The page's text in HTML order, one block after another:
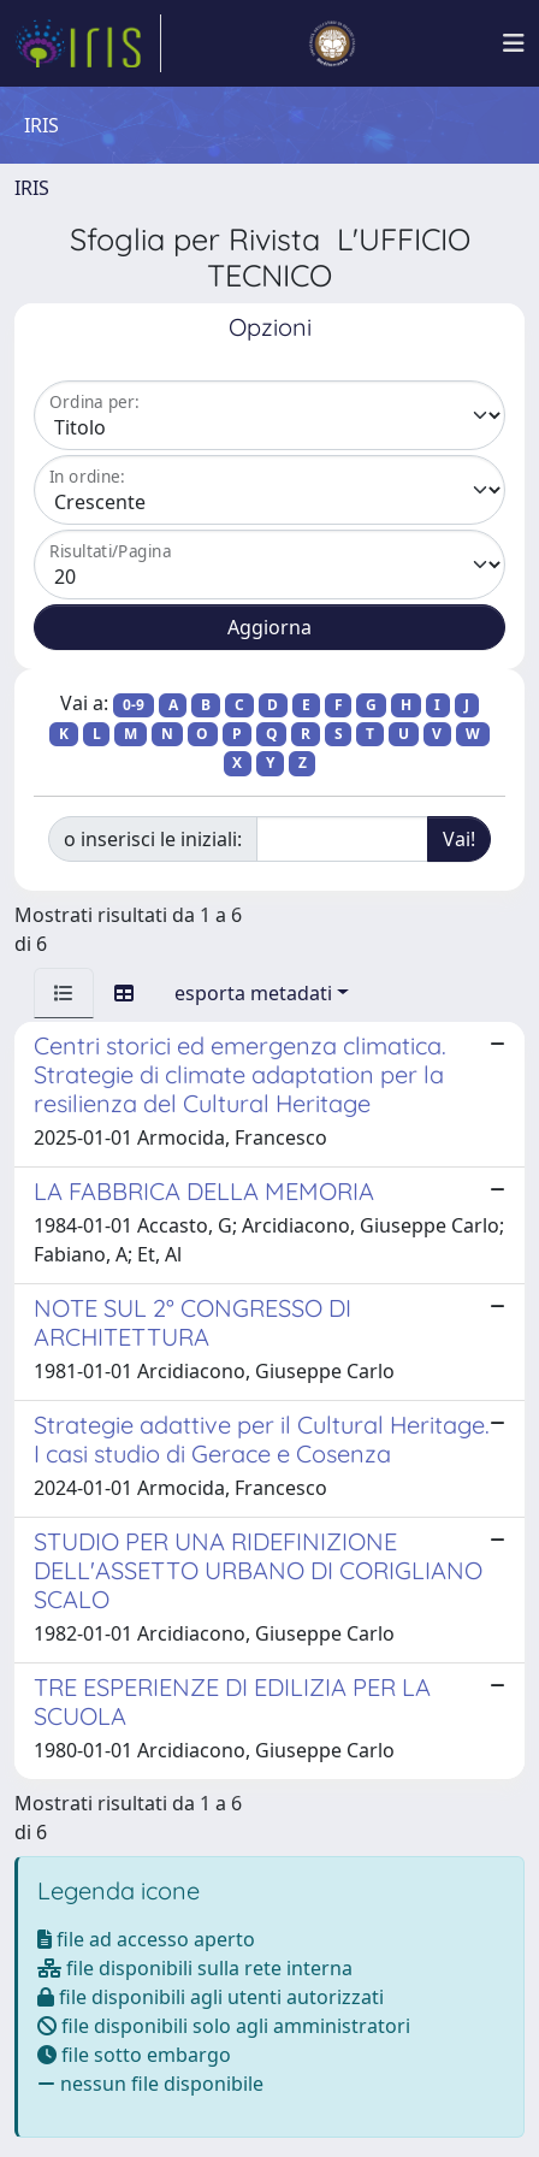
IRIS
IRIS
Sfoglia per Rivista L'UFFICIO
TECNICO
Opzioni
Ordina per:
In ordine:
Risultati/Pagina
Vai a: 0-9 A B C D E F G H I
J
K
L M N O P Q R S T U V
W
X
Y Z
o inserisci le iniziali:
Mostrati risultati da 1 a 6
di 6
esporta metadati
Centri storici ed emergenza climatica.
Strategie di climate adaptation per la
resilienza del Cultural Heritage
2025-01-01 Armocida, Francesco
LA FABBRICA DELLA MEMORIA
1984-01-01 Accasto, G; Arcidiacono, Giuseppe Carlo;
Fabiano, A; Et, Al
NOTE SUL 2° CONGRESSO DI
ARCHITETTURA
1981-01-01 Arcidiacono, Giuseppe Carlo
Strategie adattive per il Cultural Heritage.
I casi studio di Gerace e Cosenza
2024-01-01 Armocida, Francesco
STUDIO PER UNA RIDEFINIZIONE
DELL'ASSETTO URBANO DI CORIGLIANO
SCALO
1982-01-01 Arcidiacono, Giuseppe Carlo
TRE ESPERIENZE DI EDILIZIA PER LA
SCUOLA
1980-01-01 Arcidiacono, Giuseppe Carlo
Mostrati risultati da 1 a 6
di 6
Legenda icone
file ad accesso aperto
file disponibili sulla rete interna
file disponibili agli utenti autorizzati
file disponibili solo agli amministratori
file sotto embargo
nessun file disponibile